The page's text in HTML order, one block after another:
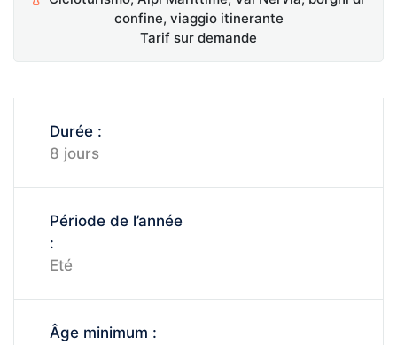
confine, viaggio itinerante
Tarif sur demande
Durée :
8 jours
Période de l’année
:
Eté
Âge minimum :